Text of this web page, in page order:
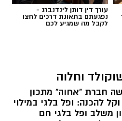
עורך דין דותן לינדנברג -
נפגעתם בתאונת דרכים לחצו
לקבל מה שמגיע לכם
וחלוה
חברת "אחוה" מתכון
להכנה: ופל בלגי במילוי
משלב ופל בלגי חם